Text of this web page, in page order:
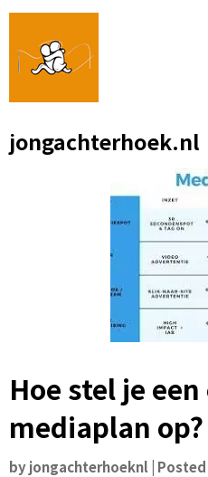
Skip
content
jongachterhoek.nl
Hoe stel je
mediaplan op?
byjongachterhoeknl